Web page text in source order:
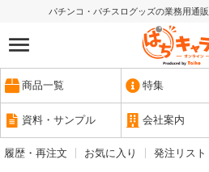
パチンコ・パチスログッズの業務用通販
商品一覧 特集
資料・サンプル 会社案内
履歴・再注文 お気に入り 発注リスト